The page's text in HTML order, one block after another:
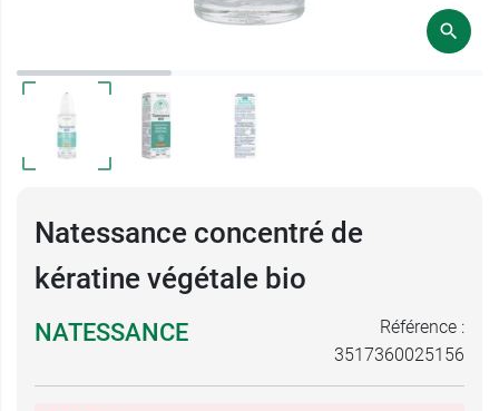
Natessance concentré de
kératine végétale bio
NATESSANCE
Référence :
3517360025156